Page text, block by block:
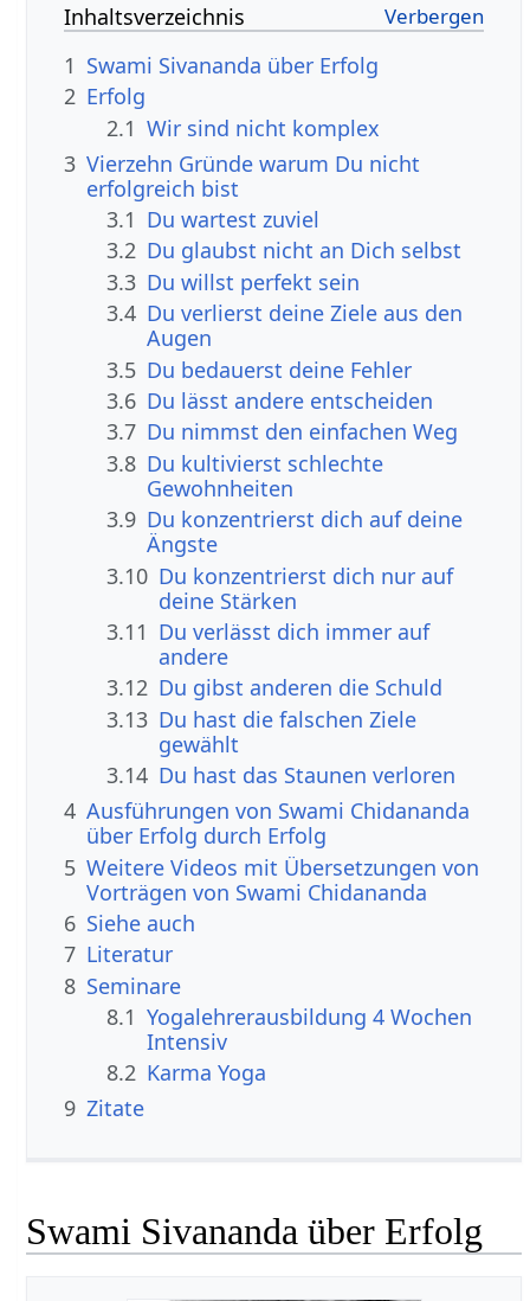
Inhaltsverzeichnis
1 Swami Sivananda über Erfolg
2 Erfolg
2.1 Wir sind nicht komplex
3 Vierzehn Gründe warum Du nicht
erfolgreich bist
3.1 Du wartest zuviel
3.2 Du glaubst nicht an Dich selbst
3.3 Du willst perfekt sein
3.4 Du verlierst deine Ziele aus den
Augen
3.5 Du bedauerst deine Fehler
3.6 Du lässt andere entscheiden
3.7 Du nimmst den einfachen Weg
3.8 Du kultivierst schlechte
Gewohnheiten
3.9 Du konzentrierst dich auf deine
Ängste
3.10 Du konzentrierst dich nur auf
deine Stärken
3.11 Du verlässt dich immer auf
andere
3.12 Du gibst anderen die Schuld
3.13 Du hast die falschen Ziele
gewählt
3.14 Du hast das Staunen verloren
4 Ausführungen von Swami Chidananda
über Erfolg durch Erfolg
5 Weitere Videos mit Übersetzungen von
Vorträgen von Swami Chidananda
6 Siehe auch
7 Literatur
8 Seminare
8.1 Yogalehrerausbildung 4 Wochen
Intensiv
8.2 Karma Yoga
9 Zitate
Swami Sivananda über Erfolg